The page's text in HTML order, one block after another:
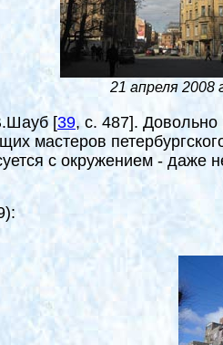
21 апреля 2008
[39, с. 487]. Довольно
мастеров
с окружением -